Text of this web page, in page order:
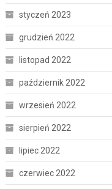
styczeń 2023
grudzień 2022
listopad 2022
październik 2022
wrzesień 2022
sierpień 2022
lipiec 2022
czerwiec 2022